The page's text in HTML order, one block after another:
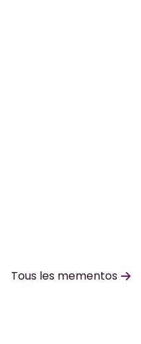
Tous les mementos